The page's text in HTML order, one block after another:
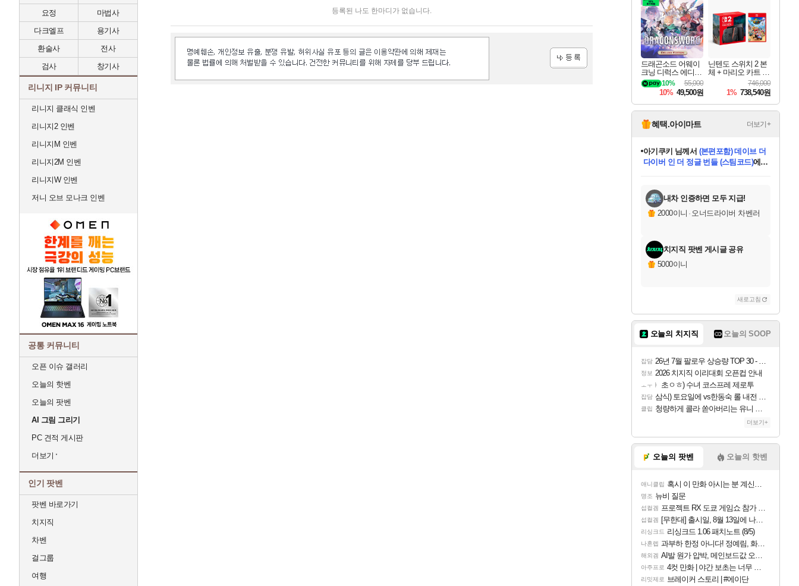
요정
마법사
다크엘프
용기사
환술사
전사
검사
창기사
리니지 IP 커뮤니티
리니지 클래식 인벤
리니지2 인벤
리니지M 인벤
리니지2M 인벤
리니지W 인벤
저니 오브 모나크 인벤
공통 커뮤니티
오픈 이슈 갤러리
오늘의 핫벤
오늘의 팟벤
AI 그림 그리기
PC 견적 게시판
더보기
인기 팟벤
팟벤 바로가기
치지직
차벤
걸그룹
여행
등록된 나도 한마디가 없습니다.
드래곤소드 어웨이
크닝 디럭스 에디션
DragonSword Awake
ning Deluxe Edition
55,000
10%
10% 49,500원
닌텐도 스위치 2 본
체 + 마리오 카트 월
746,000
1% 738,540원
혜택.아이마트 더보기+
당첨되셨습니다.
아기쿠키 님께서 (본편포함) 데이브 더
다이버 인 더 정글 번들 (스팀코드)에
당첨되셨습니다.
당첨되셨습니다.
에디션 (스팀코드)를 교환.
당첨되셨습니다.
당첨되셨습니다.
당첨되셨습니다.
당첨되셨습니다.
내차 인증하면 모두 지급!
2000이니 · 오너드라이버 차벤러
치지직 팟벤 게시글 공유
5000이니
새로고침
오늘의 치지직 오늘의 SOOP
잡담 26년 7월 팔로우 상승량 TOP 30 - 월간 치지직
정보 2026 치지직 이리대회 오픈컵 안내
ㅗㅜㅑ 초ㅇㅎ) 수녀 코스프레 제로투
잡담 삼식) 토요일에 vs한동숙 롤 내전 예정
클립 청량하게 콜라 쏟아버리는 유니 ㅋㅋㅋ
더보기+
오늘의 팟벤 오늘의 핫벤
애니클립 혹시 이 만화 아시는 분 계신가요
명조 뉴비 질문
섭컬겜 프로젝트 RX 도쿄 게임쇼 참가 결정
섭컬겜 [무한대] 출시일, 8월 13일에 나오나
리싱크드 리싱크드 1.06 패치노트 (8/5)
나혼렙 과부하 한정 아니다! 정예림, 화속성 서포터 세대 교체
해외겜 AI발 원가 압박, 메인보드값 오르나
아주프로 4컷 만화 | 야간 보초는 너무 힘들어
리밋제로 브레이커 스토리 | #에이단